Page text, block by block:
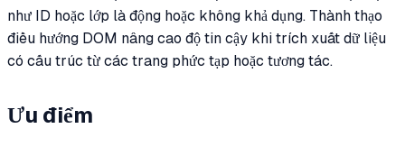
như ID hoặc lớp là động hoặc không khả dụng. Thành thạo
điều hướng DOM nâng cao độ tin cậy khi trích xuất dữ liệu
có cấu trúc từ các trang phức tạp hoặc tương tác.
Ưu điểm